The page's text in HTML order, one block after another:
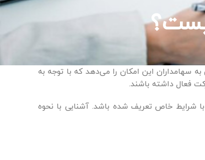
این امکان را می‌دهد که با توجه به
فعال داشته باشند.
خاص تعریف شده باشد. آشنایی با نحوه